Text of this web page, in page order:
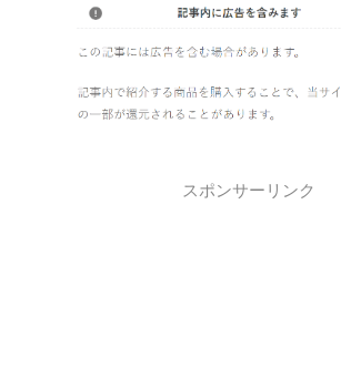
スポンサーリンク